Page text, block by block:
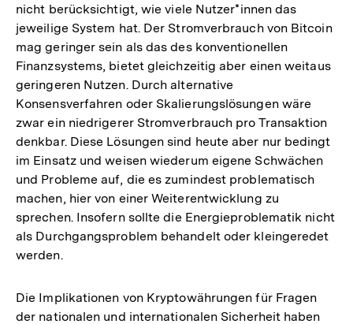
nicht berücksichtigt, wie viele Nutzer*innen das
jeweilige System hat. Der Stromverbrauch von Bitcoin
mag geringer sein als das des konventionellen
Finanzsystems, bietet gleichzeitig aber einen weitaus
geringeren Nutzen. Durch alternative
Konsensverfahren oder Skalierungslösungen wäre
zwar ein niedrigerer Stromverbrauch pro Transaktion
denkbar. Diese Lösungen sind heute aber nur bedingt
im Einsatz und weisen wiederum eigene Schwächen
und Probleme auf, die es zumindest problematisch
machen, hier von einer Weiterentwicklung zu
sprechen. Insofern sollte die Energieproblematik nicht
als Durchgangsproblem behandelt oder kleingeredet
werden.
Die Implikationen von Kryptowährungen für Fragen
der nationalen und internationalen Sicherheit haben